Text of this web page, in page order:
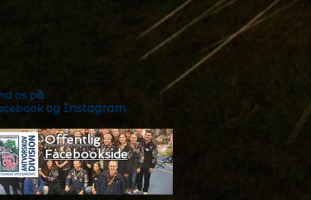
os på
og Instagram
Offentlig
Facebookside